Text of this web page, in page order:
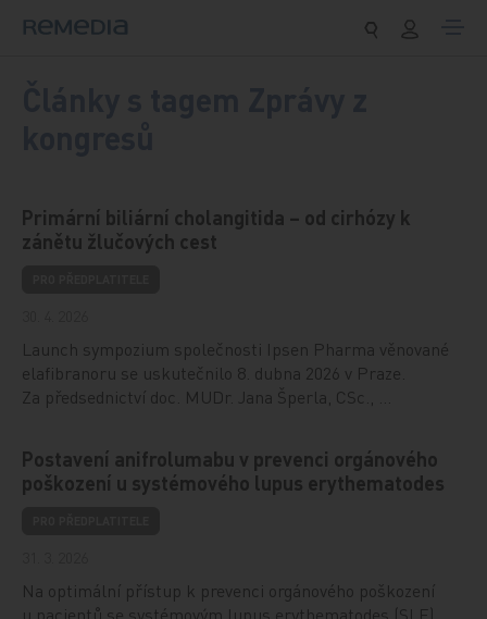
Primární biliární cholangitida – od cirhózy k
zánětu žlučových cest
Launch sympozium společnosti Ipsen Pharma věnované
elafibranoru se uskutečnilo 8. dubna 2026 v Praze.
Za předsednictví doc. MUDr. Jana Šperla, CSc., …
Postavení anifrolumabu v prevenci orgánového
poškození u systémového lupus erythematodes
Na optimální přístup k prevenci orgánového poškození
u pacientů se systémovým lupus erythematodes (SLE)